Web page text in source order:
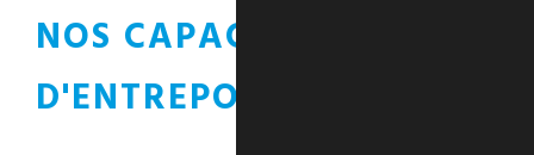
NOS CAPACITÉS
D'ENTREPOSAGE